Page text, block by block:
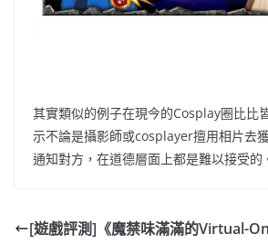
其實類似的例子在現今的Cosplay圈比比
示不論是攝影師或cosplayer擅用相片去
通知對方，在道德層面上都是難以接受的
[遊戲評測]《魔禁味滿滿的Virtual-